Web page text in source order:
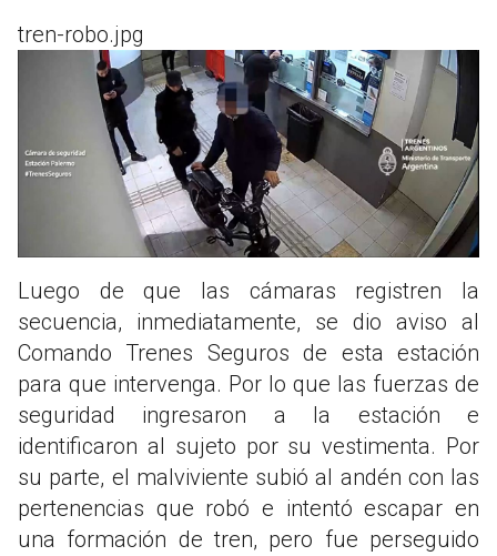
tren-robo.jpg
Luego de que las cámaras registren la
secuencia, inmediatamente, se dio aviso al
Comando Trenes Seguros de esta estación
para que intervenga. Por lo que las fuerzas de
seguridad ingresaron a la estación e
identificaron al sujeto por su vestimenta. Por
su parte, el malviviente subió al andén con las
pertenencias que robó e intentó escapar en
una formación de tren, pero fue perseguido